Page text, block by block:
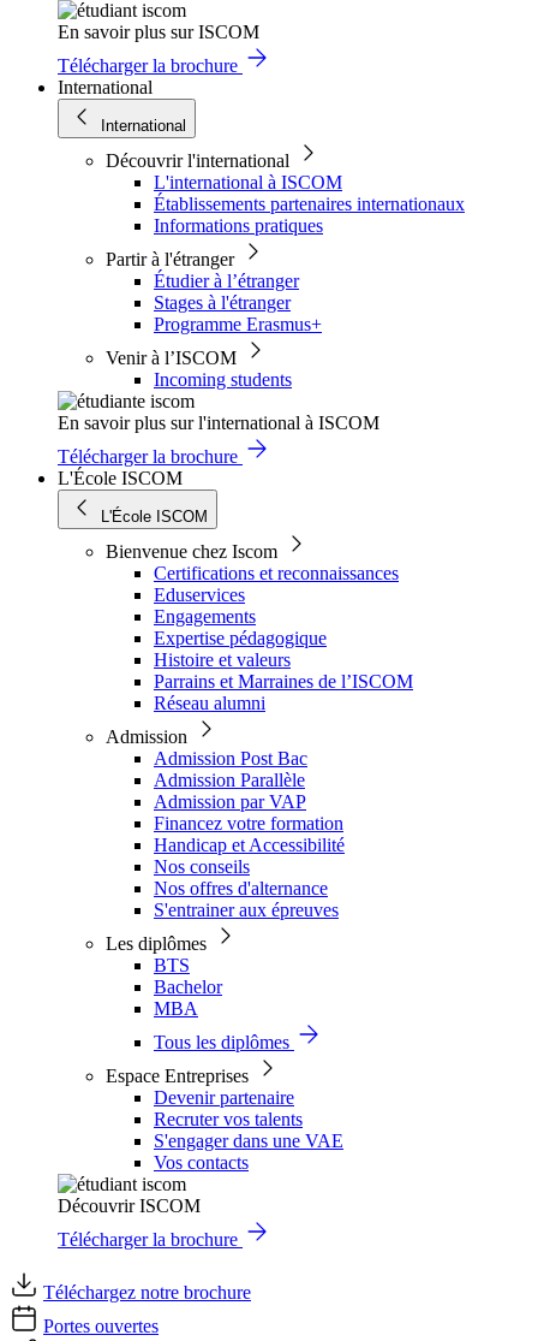
En savoir plus sur ISCOM
Télécharger la brochure
International
International
Découvrir l'international
L'international à ISCOM
Établissements partenaires internationaux
Informations pratiques
Partir à l'étranger
Étudier à l’étranger
Stages à l'étranger
Programme Erasmus+
Venir à l’ISCOM
Incoming students
En savoir plus sur l'international à ISCOM
Télécharger la brochure
L'École ISCOM
L'École ISCOM
Bienvenue chez Iscom
Certifications et reconnaissances
Eduservices
Engagements
Expertise pédagogique
Histoire et valeurs
Parrains et Marraines de l’ISCOM
Réseau alumni
Admission
Admission Post Bac
Admission Parallèle
Admission par VAP
Financez votre formation
Handicap et Accessibilité
Nos conseils
Nos offres d'alternance
S'entrainer aux épreuves
Les diplômes
BTS
Bachelor
MBA
Tous les diplômes
Espace Entreprises
Devenir partenaire
Recruter vos talents
S'engager dans une VAE
Vos contacts
Découvrir ISCOM
Télécharger la brochure
Téléchargez notre brochure
Portes ouvertes